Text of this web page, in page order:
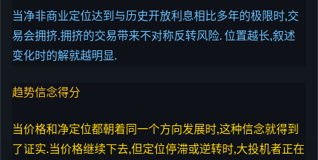
当净非商业定位达到与历史开放利息相比多年的极限时,交
易会拥挤.拥挤的交易带来不对称反转风险. 位置越长,叙述
变化时的解就越明显.
趋势信念得分
当价格和净定位都朝着同一个方向发展时,这种信念就得到
了证实.当价格继续下去,但定位停滞或逆转时,大投机者正在